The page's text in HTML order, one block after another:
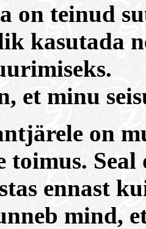
on teinud
kasutada
et minu
on
toimus.
ennast
mind,